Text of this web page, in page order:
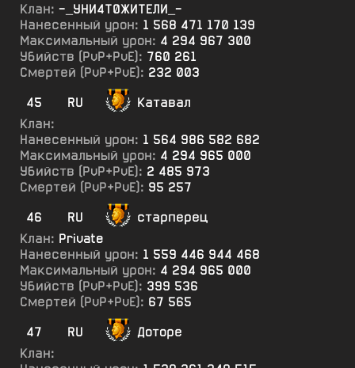
Клан: -_УНИ4Т0ЖИТЕЛИ_-
Нанесенный урон: 1 568 471 170 139
Максимальный урон: 4 294 967 300
Убийств (PvP+PvE): 760 261
Смертей (PvP+PvE): 232 003
45
RU
Катавал
Клан:
Нанесенный урон: 1 564 986 582 682
Максимальный урон: 4 294 965 000
Убийств (PvP+PvE): 2 485 973
Смертей (PvP+PvE): 95 257
46
RU
старперец
Клан: Private
Нанесенный урон: 1 559 446 944 468
Максимальный урон: 4 294 965 000
Убийств (PvP+PvE): 399 536
Смертей (PvP+PvE): 67 565
47
RU
Доторе
Клан: